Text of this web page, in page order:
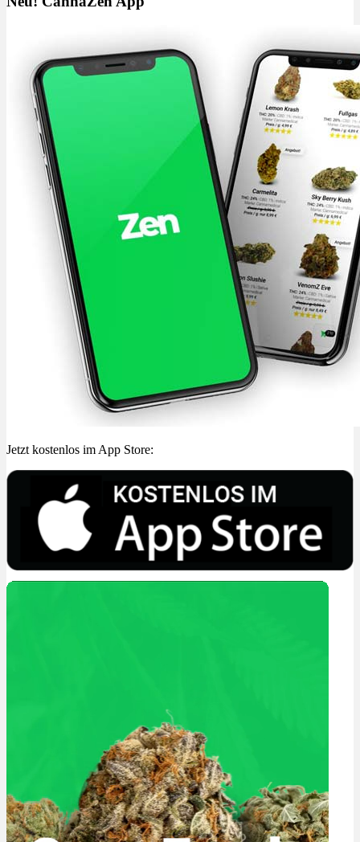
Jetzt kostenlos im App Store: